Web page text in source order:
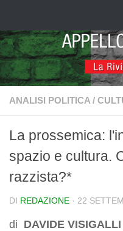
ANALISI POLITICA /
La prossemica:
spazio e cultura.
razzista?*
DI REDAZIONE · 22
di DAVIDE